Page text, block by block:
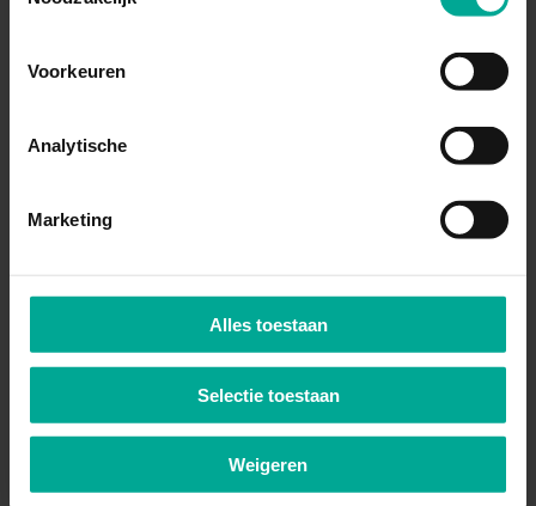
Voorkeuren
Analytische
Marketing
Alles toestaan
Selectie toestaan
Weigeren
OPLEIDINGEN & CURSUSSEN
Cursussen & trainingen
Mbo opleidingengids
Studiekosten